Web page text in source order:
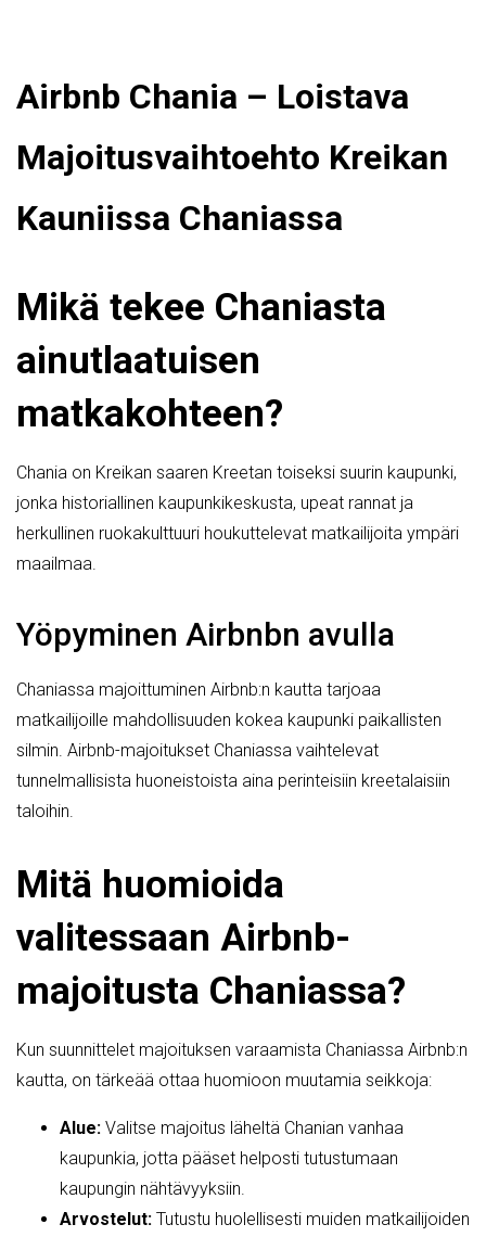
Airbnb Chania – Loistava
Majoitusvaihtoehto Kreikan
Kauniissa Chaniassa
Mikä tekee Chaniasta
ainutlaatuisen
matkakohteen?
Chania on Kreikan saaren Kreetan toiseksi suurin kaupunki,
jonka historiallinen kaupunkikeskusta, upeat rannat ja
herkullinen ruokakulttuuri houkuttelevat matkailijoita ympäri
maailmaa.
Yöpyminen Airbnbn avulla
Chaniassa majoittuminen Airbnb:n kautta tarjoaa
matkailijoille mahdollisuuden kokea kaupunki paikallisten
silmin. Airbnb-majoitukset Chaniassa vaihtelevat
tunnelmallisista huoneistoista aina perinteisiin kreetalaisiin
taloihin.
Mitä huomioida
valitessaan Airbnb-
majoitusta Chaniassa?
Kun suunnittelet majoituksen varaamista Chaniassa Airbnb:n
kautta, on tärkeää ottaa huomioon muutamia seikkoja:
Alue: Valitse majoitus läheltä Chanian vanhaa
kaupunkia, jotta pääset helposti tutustumaan
kaupungin nähtävyyksiin.
Arvostelut: Tutustu huolellisesti muiden matkailijoiden